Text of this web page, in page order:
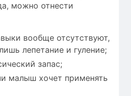
можно отнести
вообще отсутствуют,
лепетание и гуление;
запас;
малыш хочет применять